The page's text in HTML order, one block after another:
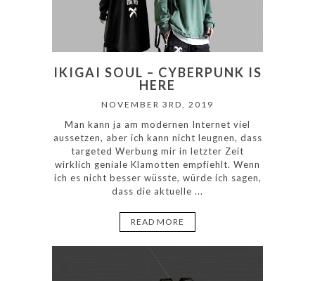
IKIGAI SOUL – CYBERPUNK IS
HERE
NOVEMBER 3RD, 2019
Man kann ja am modernen Internet viel
aussetzen, aber ich kann nicht leugnen, dass
targeted Werbung mir in letzter Zeit
wirklich geniale Klamotten empfiehlt. Wenn
ich es nicht besser wüsste, würde ich sagen,
dass die aktuelle ...
READ MORE